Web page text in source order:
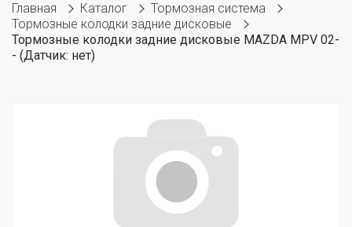
Главная Каталог
Тормозная система
Тормозные колодки задние дисковые
Тормозные колодки задние дисковые MAZDA MPV 02-
- (Датчик: нет)